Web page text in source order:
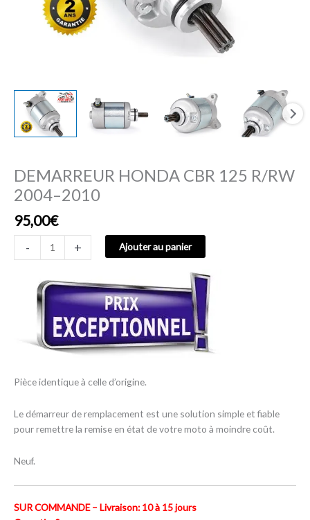
DEMARREUR HONDA CBR 125 R/RW
2004–2010
95,00€
- + Ajouter au panier
Pièce identique à celle d’origine.
Le démarreur de remplacement est une solution simple et fiable
pour remettre la remise en état de votre moto à moindre coût.
Neuf.
SUR COMMANDE – Livraison: 10 à 15 jours